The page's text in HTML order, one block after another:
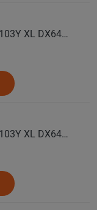
DAVANTI Автошина 245/45 ZR20 103Y XL DX640 RPR лето (Таиланд)
DAVANTI Автошина 245/45 ZR20 103Y XL DX640 RPR лето